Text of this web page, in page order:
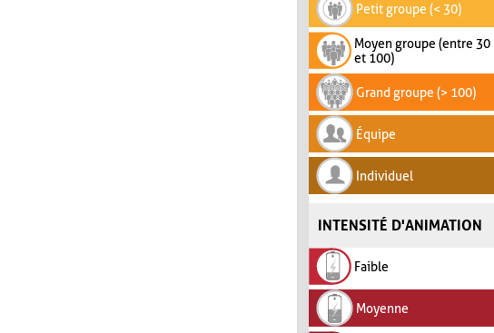
Petit groupe (< 30)
Moyen groupe (entre 30
et 100)
Grand groupe (> 100)
Équipe
Individuel
INTENSITÉ D'ANIMATION
Faible
Moyenne